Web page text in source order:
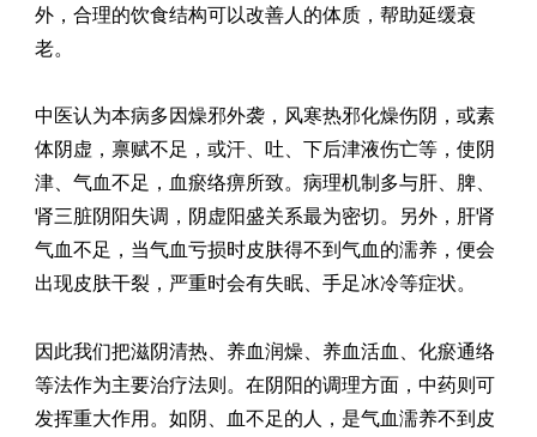
外，合理的饮食结构可以改善人的体质，帮助延缓衰
老。
中医认为本病多因燥邪外袭，风寒热邪化燥伤阴，或素
体阴虚，禀赋不足，或汗、吐、下后津液伤亡等，使阴
津、气血不足，血瘀络痹所致。病理机制多与肝、脾、
肾三脏阴阳失调，阴虚阳盛关系最为密切。另外，肝肾
气血不足，当气血亏损时皮肤得不到气血的濡养，便会
出现皮肤干裂，严重时会有失眠、手足冰冷等症状。
因此我们把滋阴清热、养血润燥、养血活血、化瘀通络
等法作为主要治疗法则。在阴阳的调理方面，中药则可
发挥重大作用。如阴、血不足的人，是气血濡养不到皮